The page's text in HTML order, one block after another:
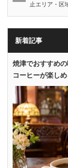
止エリア・区
新着記事
焼津でおすすめ
コーヒーが楽し